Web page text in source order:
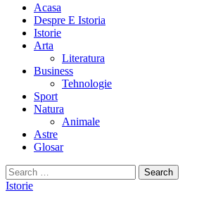
Acasa
Despre E Istoria
Istorie
Arta
Literatura
Business
Tehnologie
Sport
Natura
Animale
Astre
Glosar
Search
for:
Istorie